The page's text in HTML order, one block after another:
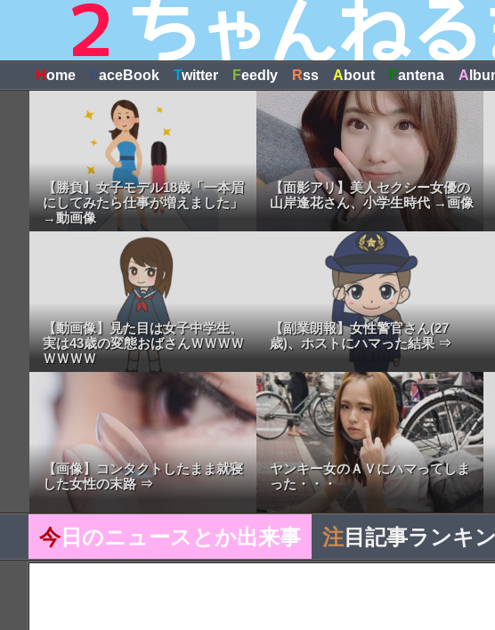
Home FaceBook Twitter Feedly Rss A bout Fantena A
【勝負】女子モデル18歳「一本眉
にしてみたら仕事が増えました」
→動画像
【面影アリ】美人セクシー女優の
山岸逢花さん、小学生時代 →画像
【動画像】見た目は女子中学生、
実は43歳の変態おばさんＷＷＷＷ
ＷＷＷＷ
【副業朗報】女性警官さん(27
歳)、ホストにハマった結果 ⇒
【画像】コンタクトしたまま就寝
した女性の末路 ⇒
ヤンキー女のＡＶにハマってしま
った・・・
今日のニュースとか出来事 注 目記事ランキ